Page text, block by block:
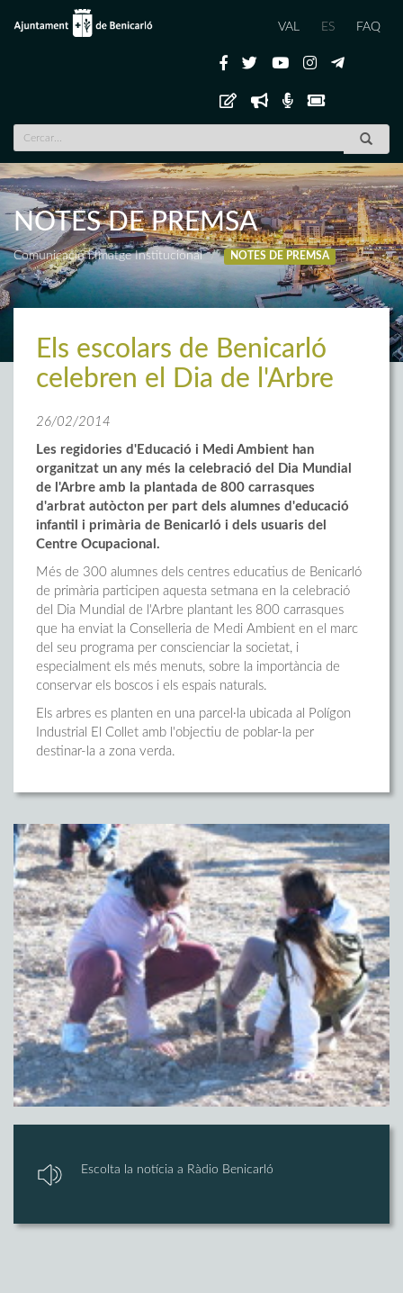
VAL ES FAQ
NOTES DE PREMSA
Comunicació i Imatge Institucional NOTES DE PREMSA
Els escolars de Benicarló
celebren el Dia de l'Arbre
26/02/2014
Les regidories d'Educació i Medi Ambient han
organitzat un any més la celebració del Dia Mundial
de l'Arbre amb la plantada de 800 carrasques
d'arbrat autòcton per part dels alumnes d'educació
infantil i primària de Benicarló i dels usuaris del
Centre Ocupacional.
Més de 300 alumnes dels centres educatius de Benicarló
de primària participen aquesta setmana en la celebració
del Dia Mundial de l'Arbre plantant les 800 carrasques
que ha enviat la Conselleria de Medi Ambient en el marc
del seu programa per conscienciar la societat, i
especialment els més menuts, sobre la importància de
conservar els boscos i els espais naturals.
Els arbres es planten en una parcel·la ubicada al Polígon
Industrial El Collet amb l'objectiu de poblar-la per
destinar-la a zona verda.
Escolta la notícia a Ràdio Benicarló